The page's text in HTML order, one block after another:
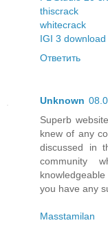
thiscrack
whitecrack
IGI 3
Ответить
Unknown
Superb
knew of any
discussed in
community
you have any
Masstamilan